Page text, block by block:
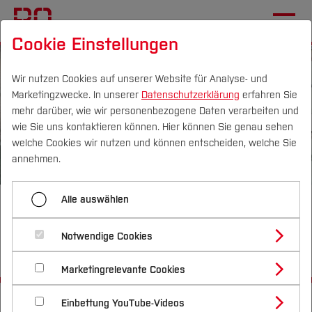
Campus Personen DE|EN Quicklinks
Studium
Studienangebote
Bachelorstudiengänge
Masterstudiengänge
Vor dem Studium
Bewerben & Einschreiben
Bewerbungsportal
Im Studium
Studienbüros und Prüfungen
Nach dem Studium
Forschung & Transfer
Profil
Forschungs- und Transferprofil
Schwerpunkte (FuT)
Beratung & Förderung
Nachhaltigkeit
Nachhaltigkeit studieren
International
GH2GH - Grüner Wasserstoff für
dezentrale Energiesysteme in
Subsahara-Afrika
Startseite
[...]
Elektrotechnik und Informatik
Cookie Einstellungen
Wir nutzen Cookies auf unserer Website für Analyse- und
Marketingzwecke. In unserer Datenschutzerklärung erfahren Sie
mehr darüber, wie wir personenbezogene Daten verarbeiten und
wie Sie uns kontaktieren können. Hier können Sie genau sehen
welche Cookies wir nutzen und können entscheiden, welche Sie
annehmen.
Alle auswählen
Notwendige Cookies
Marketingrelevante Cookies
Einbettung YouTube-Videos